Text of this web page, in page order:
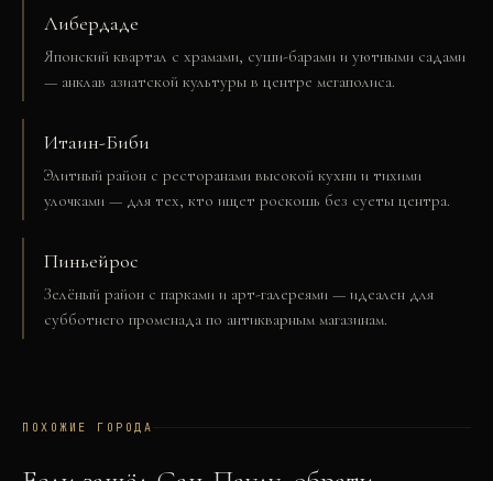
Либердаде
Японский квартал с храмами, суши-барами и уютными садами
— анклав азиатской культуры в центре мегаполиса.
Итаин-Биби
Элитный район с ресторанами высокой кухни и тихими
улочками — для тех, кто ищет роскошь без суеты центра.
Пиньейрос
Зелёный район с парками и арт-галереями — идеален для
субботнего променада по антикварным магазинам.
ПОХОЖИЕ ГОРОДА